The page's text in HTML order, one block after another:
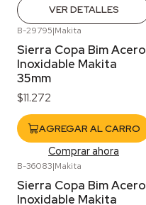
VER DETALLES
B-29795|Makita
Sierra Copa Bim Acero
Inoxidable Makita
35mm
$11.272
AGREGAR AL CARRO
Comprar ahora
B-36083|Makita
Sierra Copa Bim Acero
Inoxidable Makita